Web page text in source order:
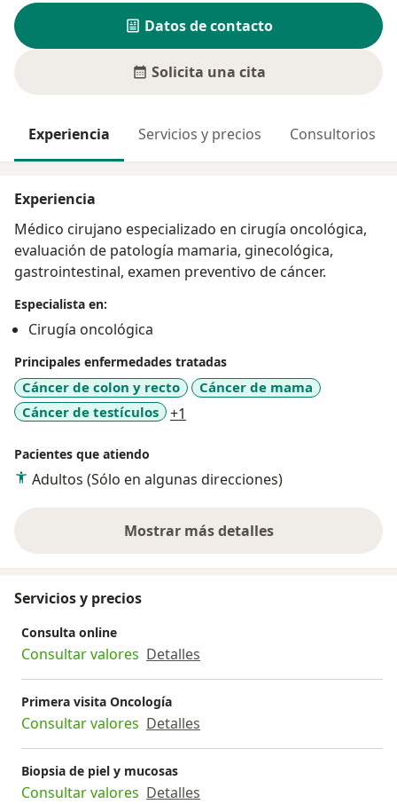
Datos de contacto
Solicita una cita
Experiencia Servicios y precios Consultorios
Experiencia
Médico cirujano especializado en cirugía oncológica,
evaluación de patología mamaria, ginecológica,
gastrointestinal, examen preventivo de cáncer.
Especialista en:
Cirugía oncológica
Principales enfermedades tratadas
Cáncer de colon y recto
Cáncer de mama
Cáncer de testículos
+1
Pacientes que atiendo
Adultos (Sólo en algunas direcciones)
Mostrar más detalles
sobre la experiencia
Servicios y precios
Consulta online
Consultar valores Detalles
Primera visita Oncología
Consultar valores Detalles
Biopsia de piel y mucosas
Consultar valores Detalles